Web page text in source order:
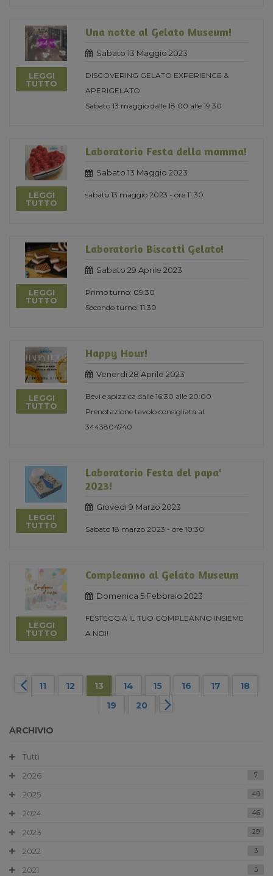
LEGGI
TUTTO
Una notte al Gelato Museum!
Sabato 13 Maggio 2023
DISCOVERING GELATO EXPERIENCE &
APERIGELATO
Sabato 13 maggio dalle 18:00 alle 19:30
LEGGI
TUTTO
Laboratorio Festa della mamma!
Sabato 13 Maggio 2023
sabato 13 maggio 2023 - ore 11.30
LEGGI
TUTTO
Laboratorio Biscotti Gelato!
Sabato 29 Aprile 2023
Primo turno: 09.30
Secondo turno: 11.30
LEGGI
TUTTO
Happy Hour!
Venerdi 28 Aprile 2023
Bevi e spizzica dalle 16:30 alle 20:00
Prenotazione tavolo consigliata al
3443804740
LEGGI
TUTTO
Laboratorio Festa del papa'
2023!
Giovedi 9 Marzo 2023
Sabato 18 marzo 2023 - ore 10:30
LEGGI
TUTTO
Compleanno al Gelato Museum
Domenica 5 Febbraio 2023
FESTEGGIA IL TUO COMPLEANNO INSIEME
A NOI!
11 12 13 14 15 16 17
18
19
20
ARCHIVIO
Tutti
2026
7
2025 49
2024 46
2023 29
2022 3
2021 5